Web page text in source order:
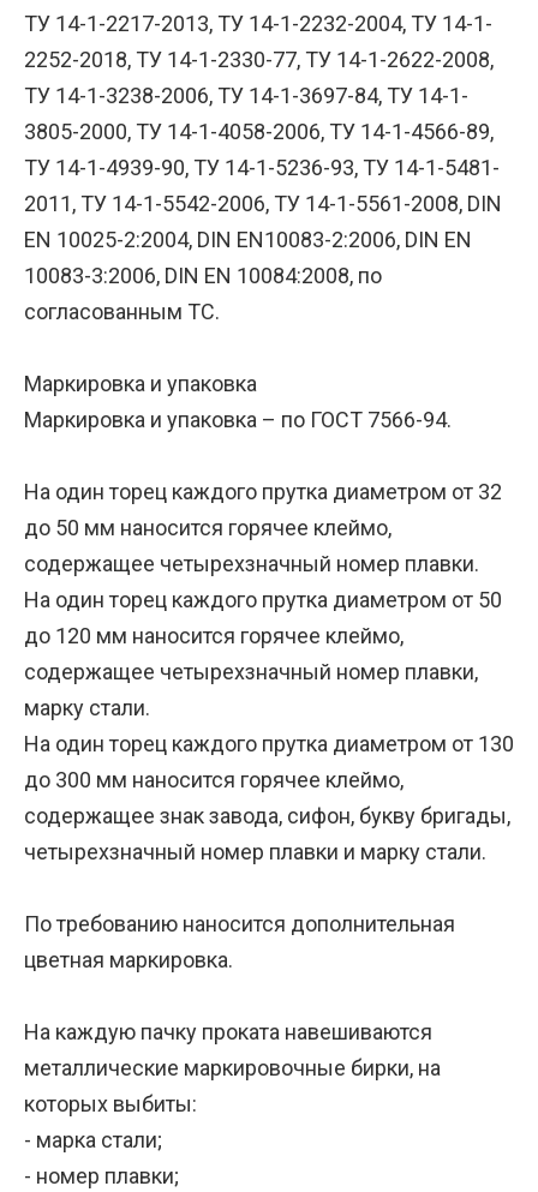
ТУ 14-1-2217-2013, ТУ 14-1-2232-2004, ТУ 14-1-
2252-2018, ТУ 14-1-2330-77, ТУ 14-1-2622-2008,
ТУ 14-1-3238-2006, ТУ 14-1-3697-84, ТУ 14-1-
3805-2000, ТУ 14-1-4058-2006, ТУ 14-1-4566-89,
ТУ 14-1-4939-90, ТУ 14-1-5236-93, ТУ 14-1-5481-
2011, ТУ 14-1-5542-2006, ТУ 14-1-5561-2008, DIN
EN 10025-2:2004, DIN EN10083-2:2006, DIN EN
10083-3:2006, DIN EN 10084:2008, по
согласованным ТС.
Маркировка и упаковка
Маркировка и упаковка – по ГОСТ 7566-94.
На один торец каждого прутка диаметром от 32
до 50 мм наносится горячее клеймо,
содержащее четырехзначный номер плавки.
На один торец каждого прутка диаметром от 50
до 120 мм наносится горячее клеймо,
содержащее четырехзначный номер плавки,
марку стали.
На один торец каждого прутка диаметром от 130
до 300 мм наносится горячее клеймо,
содержащее знак завода, сифон, букву бригады,
четырехзначный номер плавки и марку стали.
По требованию наносится дополнительная
цветная маркировка.
На каждую пачку проката навешиваются
металлические маркировочные бирки, на
которых выбиты:
- марка стали;
- номер плавки;